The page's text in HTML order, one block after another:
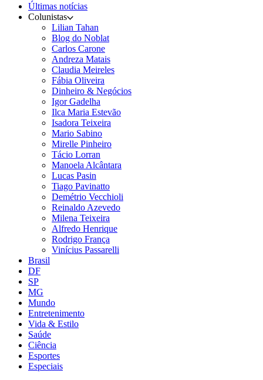
Últimas notícias
Colunistas
Lilian Tahan
Blog do Noblat
Carlos Carone
Andreza Matais
Claudia Meireles
Fábia Oliveira
Dinheiro & Negócios
Igor Gadelha
Ilca Maria Estevão
Isadora Teixeira
Mario Sabino
Mirelle Pinheiro
Tácio Lorran
Manoela Alcântara
Lucas Pasin
Tiago Pavinatto
Demétrio Vecchioli
Reinaldo Azevedo
Milena Teixeira
Alfredo Henrique
Rodrigo França
Vinícius Passarelli
Brasil
DF
SP
MG
Mundo
Entretenimento
Vida & Estilo
Saúde
Ciência
Esportes
Especiais